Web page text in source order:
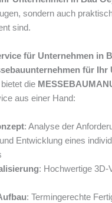
sondern auch
sind.
für Unternehmen in
für Ihr
bietet die
aus einer Hand:
: Analyse der
Entwicklung eines
: Hochwertige 3D-
: Termingerechte